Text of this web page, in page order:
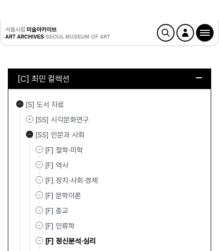
[C] 최민 컬렉션
[S] 도서 자료
[SS] 시각문화연구
[SS] 인문과 사회
[F] 철학·미학
[F] 역사
[F] 정치·사회·경제
[F] 문학이론
[F] 종교
[F] 인류학
[F] 정신분석·심리